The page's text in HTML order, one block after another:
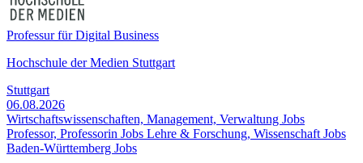
Professur für Digital Business
Hochschule der Medien Stuttgart
Stuttgart
06.08.2026
Wirtschaftswissenschaften, Management, Verwaltung Jobs
Professor, Professorin Jobs Lehre & Forschung, Wissenschaft Jobs
Baden-Württemberg Jobs